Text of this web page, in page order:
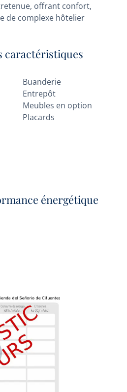
offrant confort,
de complexe hôtelier
caractéristiques
Buanderie
Entrepôt
Meubles en option
Placards
énergétique